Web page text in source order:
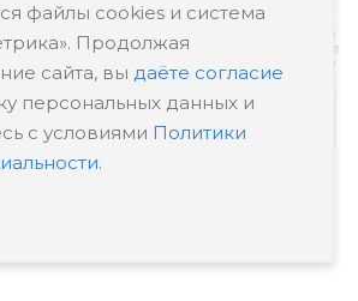
файлы cookies и система
Продолжая
сайта, вы даёте согласие
персональных данных и
с условиями Политики
.